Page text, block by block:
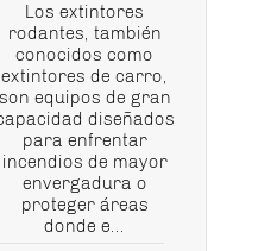
Los extintores
rodantes, también
conocidos como
extintores de carro,
son equipos de gran
diseñados
para enfrentar
incendios de mayor
envergadura o
proteger áreas
donde e...